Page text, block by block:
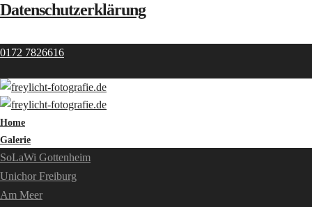
Datenschutzerklärung
0172 7826616
Home
Galerie
SoLaWi Gottenheim
Unichor Freiburg
Am Meer